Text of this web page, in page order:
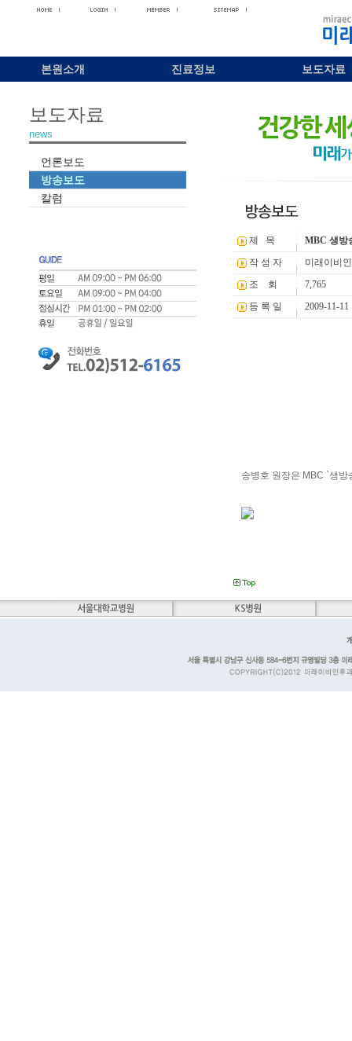
본원소개 진료정보 보도자료
보도자료
news
언론보도
방송보도
칼럼
제 목
MBC 생방
작 성 자
미래이비
조 회
7,765
등 록 일
2009-11-11
송병호 원장은 MBC `생